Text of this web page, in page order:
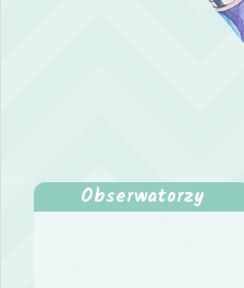
Obserwatorzy